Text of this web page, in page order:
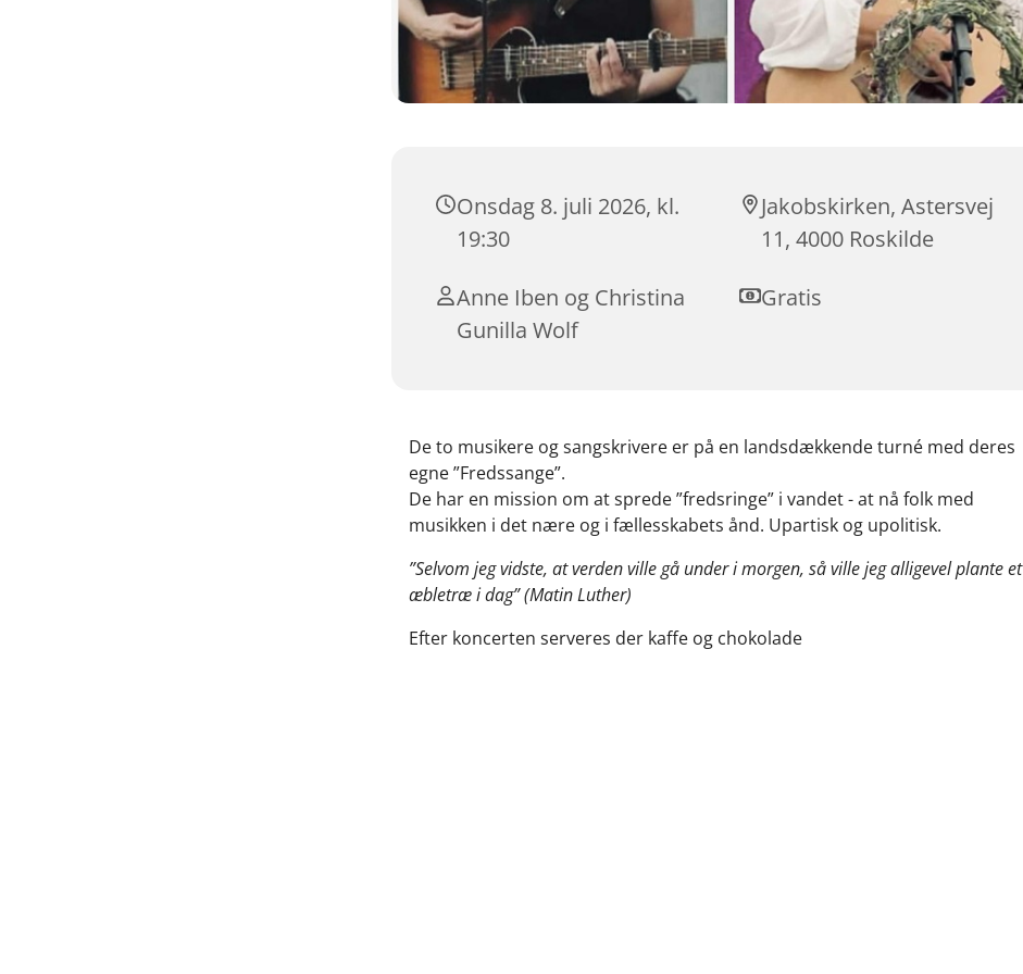
Onsdag 8. juli 2026, kl.
19:30
Jakobskirken, Astersvej
11, 4000 Roskilde
Anne Iben og Christina
Gunilla Wolf
Gratis
De to musikere og sangskrivere er på en landsdækkende turné med deres
egne ”Fredssange”.
De har en mission om at sprede ”fredsringe” i vandet - at nå folk med
musikken i det nære og i fællesskabets ånd. Upartisk og upolitisk.
”Selvom jeg vidste, at verden ville gå under i morgen, så ville jeg alligevel plante et
æbletræ i dag” (Matin Luther)
Efter koncerten serveres der kaffe og chokolade